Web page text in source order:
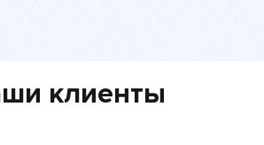
клиенты